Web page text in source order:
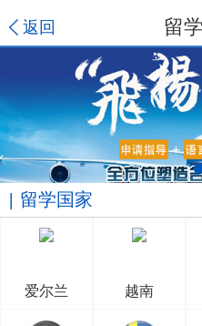
返回 留
留学国家
爱尔兰 越南